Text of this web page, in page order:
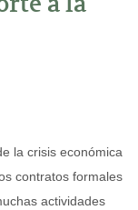
la crisis económica
contratos formales
actividades